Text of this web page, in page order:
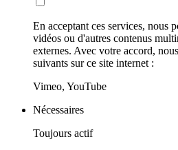
En acceptant ces services, nous
vidéos ou d'autres contenus
externes. Avec votre accord,
suivants sur ce site internet :
Vimeo, YouTube
Nécessaires
Toujours actif